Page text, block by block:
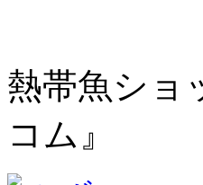
熱帯魚ショ
コム』